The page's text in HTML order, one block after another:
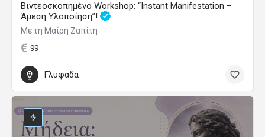
Βιντεοσκοπημένο Workshop: “Instant Manifestation –
Άμεση Υλοποίηση”!
Με τη Μαίρη Ζαπίτη
99
Γλυφάδα